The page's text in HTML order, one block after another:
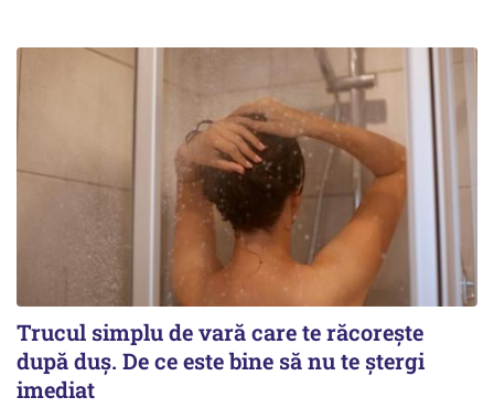
Trucul simplu de vară care te răcorește
după duș. De ce este bine să nu te ștergi
imediat